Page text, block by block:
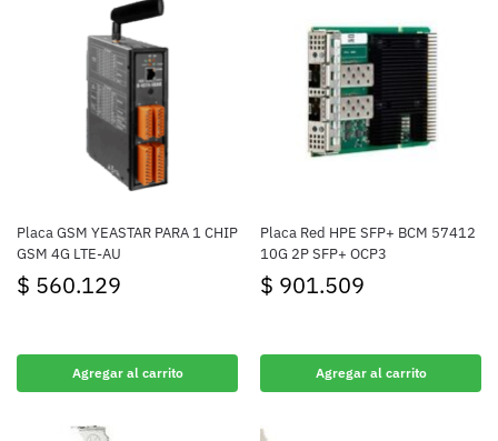
Placa GSM YEASTAR PARA 1 CHIP
GSM 4G LTE-AU
$ 560.129
Agregar al carrito
Placa Red HPE SFP+ BCM 57412
10G 2P SFP+ OCP3
$ 901.509
Agregar al carrito